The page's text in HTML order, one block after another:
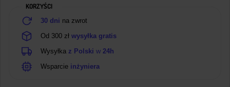
KORZYŚCI
30 dni na zwrot
Od 300 zł wysyłka gratis
Wysyłka z Polski w 24h
Wsparcie inżyniera